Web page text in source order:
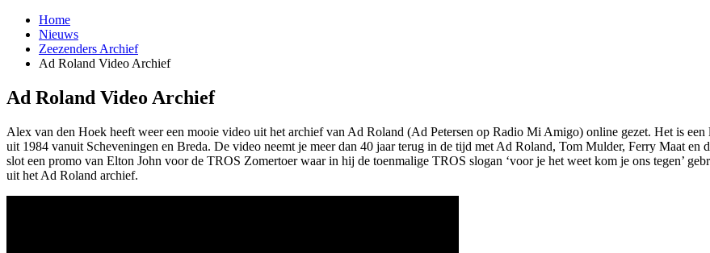
Home
Nieuws
Zeezenders Archief
Ad Roland Video Archief
Ad Roland Video Archief
Alex van den Hoek heeft weer een mooie video uit het archief van Ad Roland (Ad Petersen op Radio Mi Amigo) online gezet. Het is
uit 1984 vanuit Scheveningen en Breda. De video neemt je meer dan 40 jaar terug in de tijd met Ad Roland, Tom Mulder, Ferry Maat en
slot een promo van Elton John voor de TROS Zomertoer waar in hij de toenmalige TROS slogan ‘voor je het weet kom je ons tegen’
uit het Ad Roland archief.